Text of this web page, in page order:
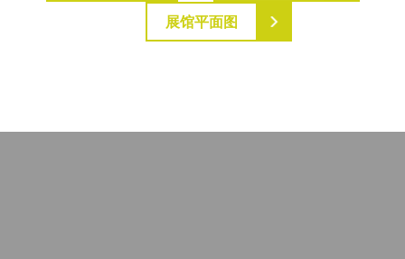
展馆平面图